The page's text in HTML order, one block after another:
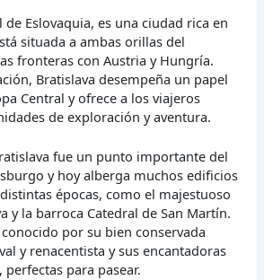
de Eslovaquia, es una ciudad rica en
situada a ambas orillas del
fronteras con Austria y Hungría.
Bratislava desempeña un papel
Central y ofrece a los viajeros
de exploración y aventura.
fue un punto importante del
y hoy alberga muchos edificios
épocas, como el majestuoso
y la barroca Catedral de San Martín.
por su bien conservada
y renacentista y sus encantadoras
para pasear.